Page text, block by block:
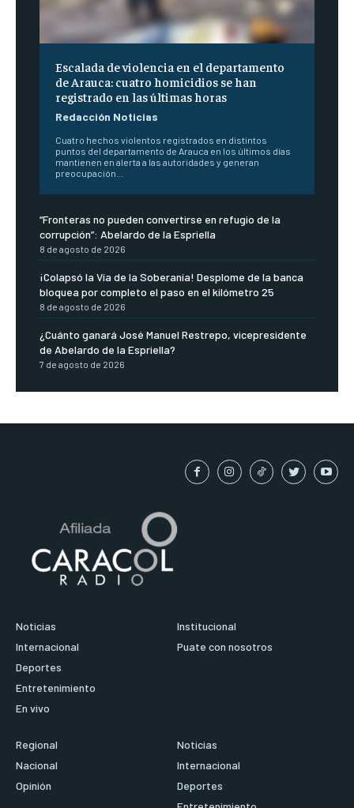
Escalada de violencia en el departamento
de Arauca: cuatro homicidios se han
registrado en las últimas horas
Redacción Noticias
Cuatro hechos violentos registrados en distintos
puntos del departamento de Arauca en los últimos días
mantienen en alerta a las autoridades y generan
preocupación...
“Fronteras no pueden convertirse en refugio de la
corrupción”: Abelardo de la Espriella
8 de agosto de 2026
¡Colapsó la Vía de la Soberanía! Desplome de la banca
bloquea por completo el paso en el kilómetro 25
8 de agosto de 2026
¿Cuánto ganará José Manuel Restrepo, vicepresidente
de Abelardo de la Espriella?
7 de agosto de 2026
Noticias
Internacional
Deportes
Entretenimiento
En vivo
Institucional
Puate con nosotros
Regional
Nacional
Opinión
Noticias
Internacional
Deportes